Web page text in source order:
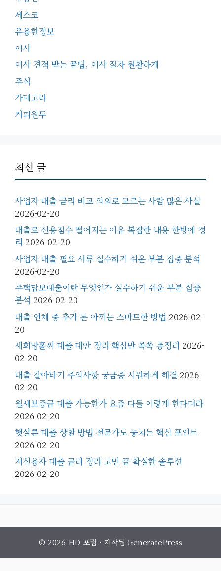
세스코
유용한정보
이사
이사 견적 받는 꿀팁, 이사 절차 원활하게
주식
카테고리
커피원두
최신 글
사업자 대출 금리 비교 의외로 모르는 사람 많은 사실
2026-02-20
대출로 신용점수 떨어지는 이유 복잡한 내용 한방에 정
리 2026-02-20
사업자 대출 필요 서류 실수하기 쉬운 부분 집중 분석
2026-02-20
주택담보대출이란 무엇인가 실수하기 쉬운 부분 집중
분석 2026-02-20
대출 연체 중 추가 돈 아끼는 스마트한 방법 2026-02-
20
새희망홀씨 대출 대안 정리 핵심만 쏙쏙 총정리 2026-
02-20
대출 갈아타기 주의사항 궁금증 시원하게 해결 2026-
02-20
월세보증금 대출 가능한가 요즘 다들 이렇게 한다더라
2026-02-20
햇살론 대출 상환 방법 전문가도 놓치는 핵심 포인트
2026-02-20
저신용자 대출 금리 정리 고민 끝 확실한 솔루션
2026-02-20
© 2026 HD 포럼 • 제작됨 GeneratePress